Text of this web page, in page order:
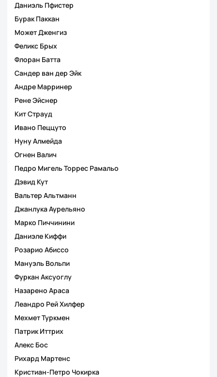
Даниэль Пфистер
Бурак Паккан
Может Дженгиз
Феликс Брых
Флоран Батта
Сандер ван дер Эйк
Андре Марринер
Рене Эйснер
Кит Страуд
Ивано Пеццуто
Нуну Алмейда
Огнен Валич
Педро Мигель Торрес Рамальо
Дэвид Кут
Вальтер Альтманн
Джанлука Аурельяно
Марко Пиччинини
Даниэле Киффи
Розарио Абиссо
Мануэль Вольпи
Фуркан Аксуоглу
Назарено Араса
Леандро Рей Хилфер
Мехмет Туркмен
Патрик Иттрих
Алекс Бос
Рихард Мартенс
Кристиан-Петро Чокирка